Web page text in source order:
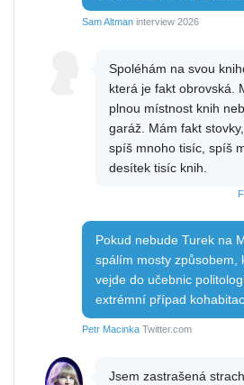
Sam Altman interview 2026
Spoléhám na svou
která je fakt obrovská.
plnou místnost knih
garáž. Mám fakt
spíš mnoho tisíc, spíš
desítek tisíc knih.
Pokud nebude Turek na
spálím mosty způsobem,
vejde do učebnic
extrémní případ
Petr Macinka Twitter.com
Jsem zastrašená